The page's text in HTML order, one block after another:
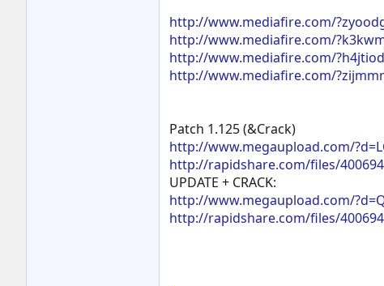
http://www.mediafire.com/
http://www.mediafire.com/
http://www.mediafire.com/
http://www.mediafire.com/
Patch 1.125 (&Crack)
http://www.megaupload.com/
http://rapidshare.com/files/
UPDATE + CRACK:
http://www.megaupload.com/
http://rapidshare.com/files/